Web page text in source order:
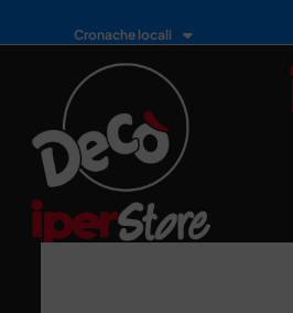
Cronache locali